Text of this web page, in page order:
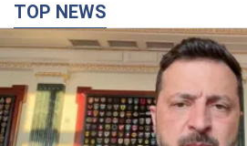
TOP NEWS